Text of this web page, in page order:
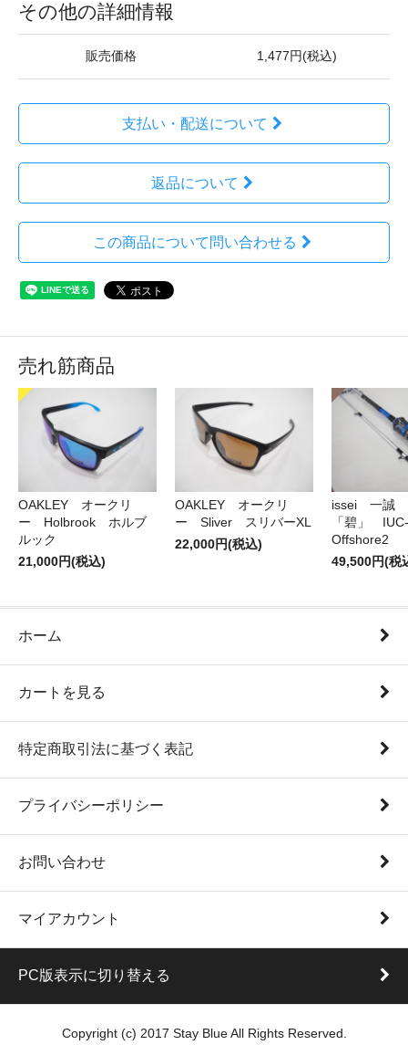
その他の詳細情報
販売価格 1,477円(税込)
支払い・配送について
返品について
この商品について問い合わせる
売れ筋商品
OAKLEY オークリ
ー Holbrook ホルブ
ルック
21,000円(税込)
OAKLEY オークリ
ー Sliver スリバーXL
22,000円(税込)
issei 一
「碧」
Offshore2
49,500円(税
ホーム
カートを見る
特定商取引法に基づく表記
プライバシーポリシー
お問い合わせ
マイアカウント
PC版表示に切り替える
Copyright (c) 2017 Stay Blue All Rights Reserved.